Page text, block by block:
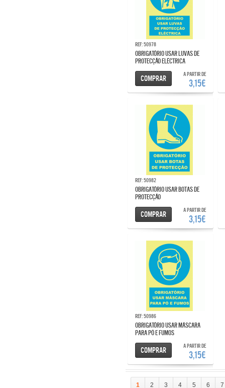
Ref: 50978
OBRIGATÓRIO USAR LUVAS DE
PROTECÇÃO ELÉCTRICA
A partir de
3,15€
Comprar
Ref: 50982
OBRIGATÓRIO USAR BOTAS DE
PROTECÇÃO
A partir de
3,15€
Comprar
Ref: 50986
OBRIGATÓRIO USAR MÁSCARA
PARA PÓ E FUMOS
A partir de
3,15€
Comprar
1 2 3 4 5 6 7